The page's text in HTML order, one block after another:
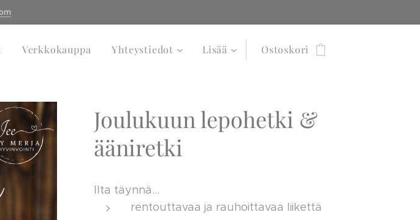
Verkkokauppa Yhteystiedot Lisää Ostoskori
Joulukuun lepohetki &
ääniretki
Ilta täynnä...
rentouttavaa ja rauhoittavaa liikettä